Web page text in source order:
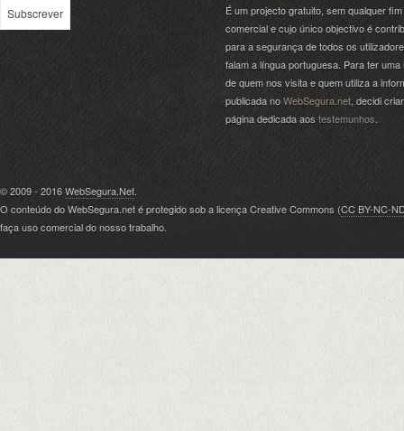
É um projecto gratuito, sem qualquer fim
comercial e cujo único objectivo é
para a segurança de todos os
falam a língua portuguesa. Para ter uma
de quem nos visita e quem utiliza a
publicada noWebSegura.net , decidi
página dedicada aos testemunhos
© 2009 - 2016WebSegura.Net.
O conteúdo do WebSegura.net é protegido sob a licença Creative Commons (CC BY-NC-
faça uso comercial do nosso trabalho.